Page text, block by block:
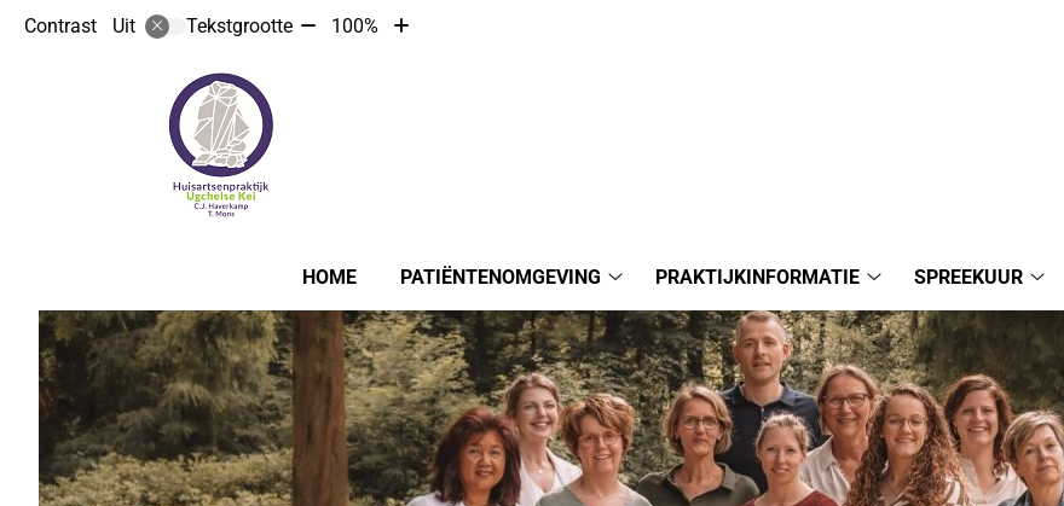
Contrast Uit Tekstgrootte Tekst100%
Tekst
Hoofdmenu
HOME
PATIËNTENOMGEVING
submenu
PRAKTIJKINFORMATIE
submenu
SPREEKUUR